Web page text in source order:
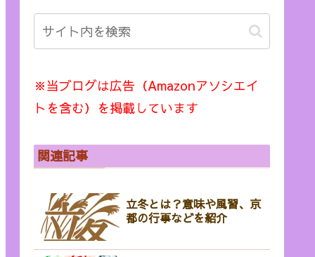
※当ブログは広告（Amazonアソシエイ
トを含む）を掲載しています
関連記事
立冬とは？意味や風習、京
都の行事などを紹介